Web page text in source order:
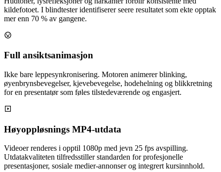
kildefotoet. I blindtester identifiserer seere resultatet som ekte opptak
mer enn 70 % av gangene.
Full ansiktsanimasjon
Ikke bare leppesynkronisering. Motoren animerer blinking,
øyenbrynsbevegelser, kjevebevegelse, hodehelning og blikkretning
for en presentatør som føles tilstedeværende og engasjert.
Høyoppløsnings MP4-utdata
Videoer renderes i opptil 1080p med jevn 25 fps avspilling.
Utdatakvaliteten tilfredsstiller standarden for profesjonelle
presentasjoner, sosiale medier-annonser og integrert kursinnhold.